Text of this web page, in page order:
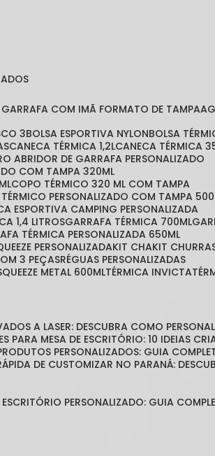
GARRAFA COM IMÃ FORMATO DE TAMPA
3 BOLSA ESPORTIVA NYLON BOLSA
CANECA TÉRMICA 1,2L CANECA TÉRMICA
ABRIDOR DE GARRAFA PERSONALIZADO
COM TAMPA 320ML
COPO TÉRMICO 320 ML COM TAMPA
TÉRMICO PERSONALIZADO COM TAMPA
ESPORTIVA CAMPING PERSONALIZADA
1,4 LITROS GARRAFA TÉRMICA 700ML
TÉRMICA PERSONALIZADA 650ML
PERSONALIZADA KIT CHA KIT
3 PEÇAS RÉGUAS PERSONALIZADAS
SQUEEZE METAL 600ML TÉRMICA INVICTA
A LASER: DESCUBRA COMO
PARA MESA DE ESCRITÓRIO: 10 IDEIAS
PRODUTOS PERSONALIZADOS: GUIA
DE CUSTOMIZAR NO PARANÁ:
ESCRITÓRIO PERSONALIZADO: GUIA